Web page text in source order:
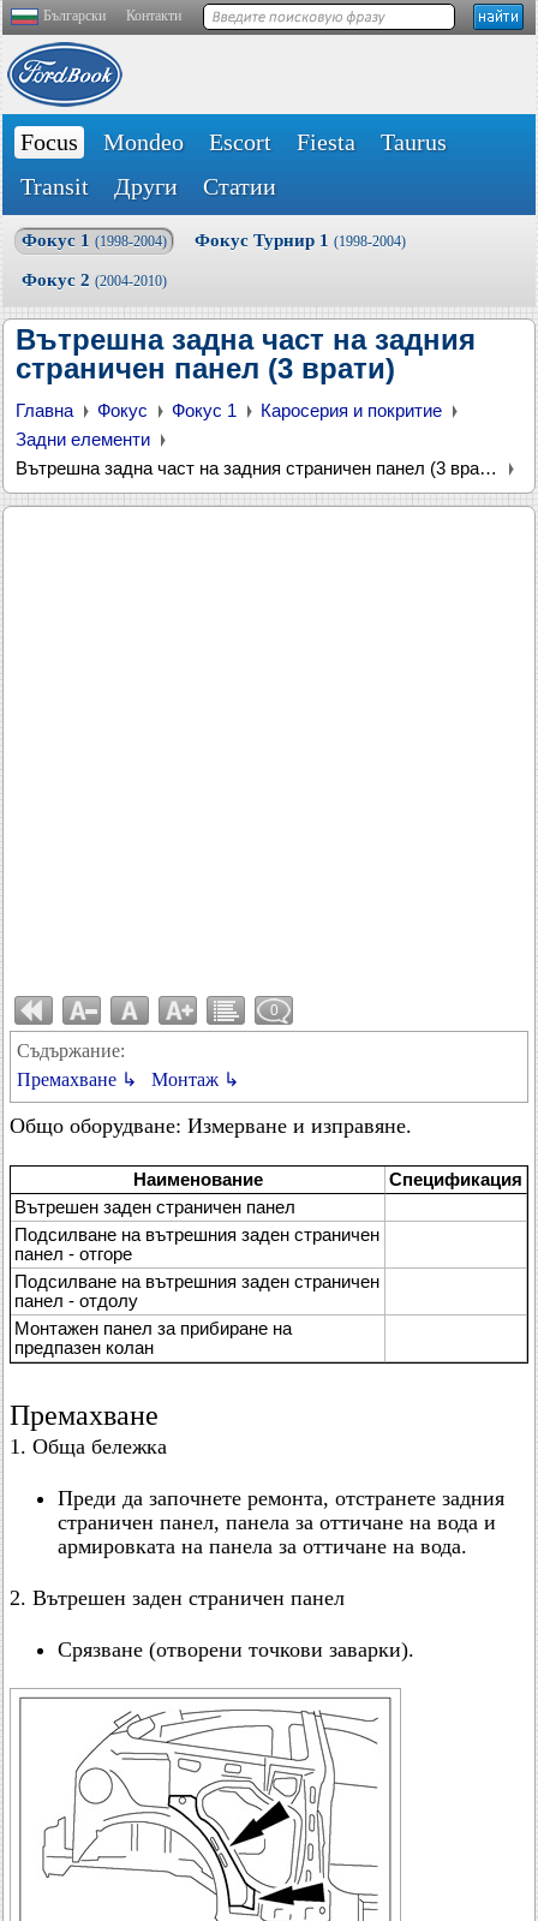
Български Контакти
Focus Mondeo Escort Fiesta
Taurus
Transit
Други Статии
Фокус 1 (1998-2004) Фокус Турнир 1 (1998-2004)
Фокус 2 (2004-2010)
Вътрешна задна част на задния
страничен панел (3 врати)
Главна Фокус Фокус 1
Каросерия и покритие
Задни елементи
Вътрешна задна част на задния страничен панел (3 врати)
0
Съдържание:
Премахване ↳
Монтаж ↳
Общо оборудване: Измерване и изправяне.
Наименование
Спецификация
Вътрешен заден страничен панел
Подсилване на вътрешния заден страничен
панел - отгоре
Подсилване на вътрешния заден страничен
панел - отдолу
Монтажен панел за прибиране на
предпазен колан
Премахване
1. Обща бележка
Преди да започнете ремонта, отстранете задния
страничен панел, панела за оттичане на вода и
армировката на панела за оттичане на вода.
2. Вътрешен заден страничен панел
Срязване (отворени точкови заварки).